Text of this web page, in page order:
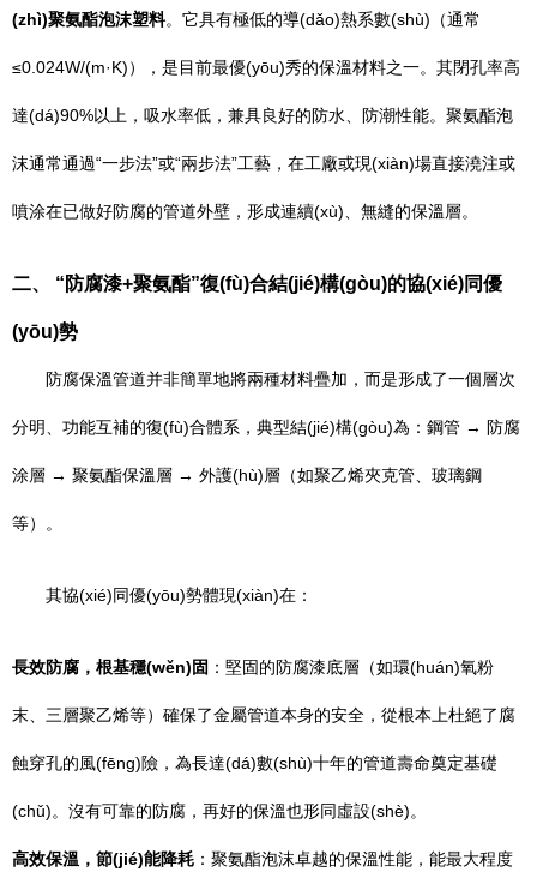
(zhì)聚氨酯泡沫塑料。它具有極低的導(dǎo)熱系數(shù)（通常
≤0.024W/(m·K)），是目前最優(yōu)秀的保溫材料之一。其閉孔率高
達(dá)90%以上，吸水率低，兼具良好的防水、防潮性能。聚氨酯泡
沫通常通過“一步法”或“兩步法”工藝，在工廠或現(xiàn)場直接澆注或
噴涂在已做好防腐的管道外壁，形成連續(xù)、無縫的保溫層。
二、 “防腐漆+聚氨酯”復(fù)合結(jié)構(gòu)的協(xié)同優
(yōu)勢
防腐保溫管道并非簡單地將兩種材料疊加，而是形成了一個層次
分明、功能互補的復(fù)合體系，典型結(jié)構(gòu)為：鋼管 → 防腐
涂層 → 聚氨酯保溫層 → 外護(hù)層（如聚乙烯夾克管、玻璃鋼
等）。
其協(xié)同優(yōu)勢體現(xiàn)在：
長效防腐，根基穩(wěn)固 ：堅固的防腐漆底層（如環(huán)氧粉
末、三層聚乙烯等）確保了金屬管道本身的安全，從根本上杜絕了腐
蝕穿孔的風(fēng)險，為長達(dá)數(shù)十年的管道壽命奠定基礎
(chǔ)。沒有可靠的防腐，再好的保溫也形同虛設(shè)。
高效保溫，節(jié)能降耗 ：聚氨酯泡沫卓越的保溫性能，能最大程度